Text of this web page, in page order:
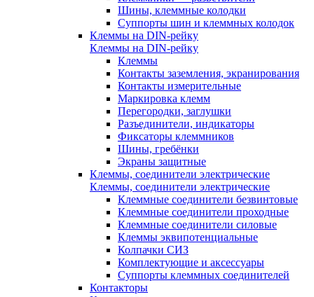
Шины, клеммные колодки
Суппорты шин и клеммных колодок
Клеммы на DIN-рейку
Клеммы на DIN-рейку
Клеммы
Контакты заземления, экранирования
Контакты измерительные
Маркировка клемм
Перегородки, заглушки
Разъединители, индикаторы
Фиксаторы клеммников
Шины, гребёнки
Экраны защитные
Клеммы, соединители электрические
Клеммы, соединители электрические
Клеммные соединители безвинтовые
Клеммные соединители проходные
Клеммные соединители силовые
Клеммы эквипотенциальные
Колпачки СИЗ
Комплектующие и аксессуары
Суппорты клеммных соединителей
Контакторы